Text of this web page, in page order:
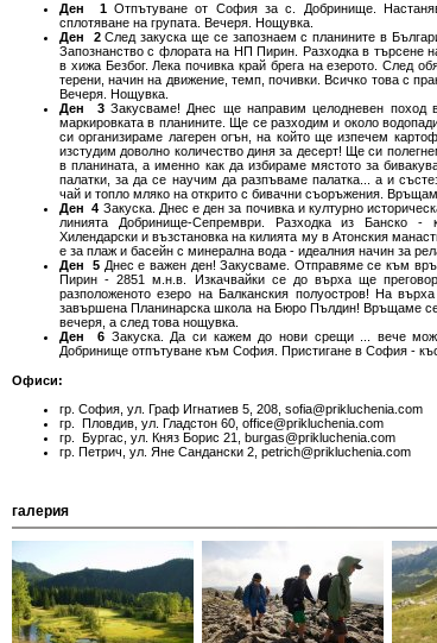
Ден 1Отпътуване от София за с. Добринище.
сплотяване на групата. Вечеря. Нощувка.
Ден 2След закуска ще се запознаем с планините в
Запознанство с флората на НП Пирин. Разходка в търсене
в хижа Безбог. Лека почивка край брега на езерото. След
терени, начин на движение, темп, почивки. Всичко това с
Вечеря. Нощувка.
Ден 3 Закусваме! Днес ще направим целодневен
маркировката в планините. Ще се разходим и около
си организираме лагерен огън, на който ще изпечем
изстудим доволно количество диня за десерт! Ще си
в планината, а именно как да избираме мястото за
палатки, за да се научим да разпъваме палатка... а и
чай и топло мляко на открито с бивачни съоръжения.
Ден 4 Закуска. Днес е ден за почивка и културно
линията Добринище-Сепрември. Разходка из Банско
Хилендарски и възстановка на килията му в Атонския
е за плаж и басейн с минерална вода - идеалния начин за
Ден 5 Днес е важен ден! Закусваме. Отправяме се към
Пирин - 2851 м.н.в. Изкачвайки се до върха ще
разположеното езеро на Балканския полуостров! На
завършена Планинарска школа на Бюро Пълдин! Връщаме
вечеря, а след това нощувка.
Ден 6 Закуска. Да си кажем до нови срещи ... вече
Добринище отпътуване към София. Пристигане в София -
Офиси:
гр. София, ул. Граф Игнатиев 5, 208, sofia@prikluchenia.com
гр. Пловдив, ул. Гладстон 60, office@prikluchenia.com
гр. Бургас, ул. Княз Борис 21, burgas@prikluchenia.com
гр. Петрич, ул. Яне Сандански 2, petrich@prikluchenia.com
галерия